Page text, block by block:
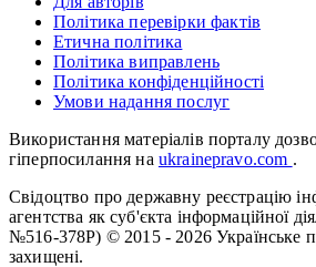
Політика перевірки фактів
Етична політика
Політика виправлень
Політика конфіденційності
Умови надання послуг
Використання матеріалів порталу
гіперпосилання на ukrainepravo.com .
Свідоцтво про державну реєстрацію
агентства як суб'єкта інформаційної
№516-378Р) © 2015 - 2026 Українське
захищені.